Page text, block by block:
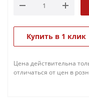
Купить в 1 клик
Цена действительна
отличаться от цен в